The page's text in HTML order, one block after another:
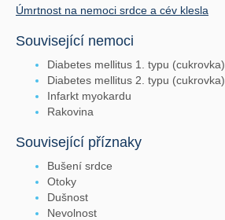
Úmrtnost na nemoci srdce a cév klesla
Související nemoci
Diabetes mellitus 1. typu (cukrovka)
Diabetes mellitus 2. typu (cukrovka)
Infarkt myokardu
Rakovina
Související příznaky
Bušení srdce
Otoky
Dušnost
Nevolnost